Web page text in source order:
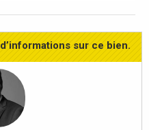
sur ce bien.